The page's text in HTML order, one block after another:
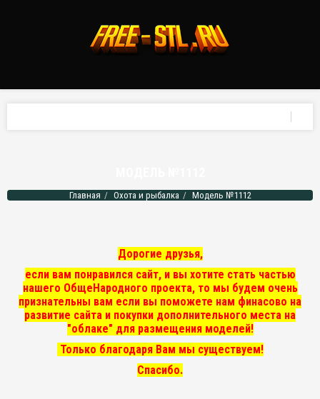
Главная Охота и рыбалка Модель №1112
Дорогие друзья,
если вам понравился сайт, и вы хотите стать частью
нашего ОбщеНародного проекта, то мы будем очень
признательны вам если вы поможете нам финасово на
развитие сайта и покупки дополнительного места на
"облаке" для размещения моделей!
Только благодаря Вам мы существуем!
Спасибо.